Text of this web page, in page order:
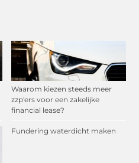
Waarom kiezen steeds meer
zzp'ers voor een zakelijke
financial lease?
Fundering waterdicht maken